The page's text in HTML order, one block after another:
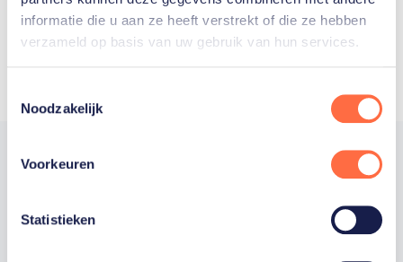
informatie die u aan ze heeft verstrekt of die ze hebben
verzameld op basis van uw gebruik van hun services.
Noodzakelijk
Voorkeuren
Statistieken
Trotse hoofdsponsor